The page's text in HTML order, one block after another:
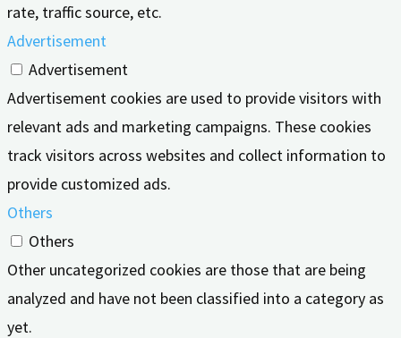
rate, traffic source, etc.
Advertisement
Advertisement
Advertisement cookies are used to provide visitors with
relevant ads and marketing campaigns. These cookies
track visitors across websites and collect information to
provide customized ads.
Others
Others
Other uncategorized cookies are those that are being
analyzed and have not been classified into a category as
yet.